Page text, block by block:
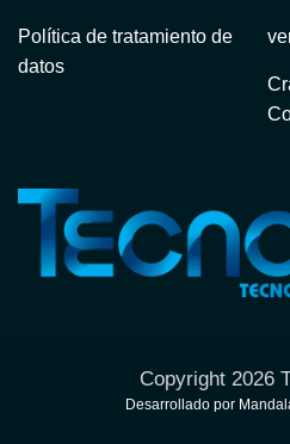
Política de tratamiento de
datos
Copyright 2026
Desarrollado por